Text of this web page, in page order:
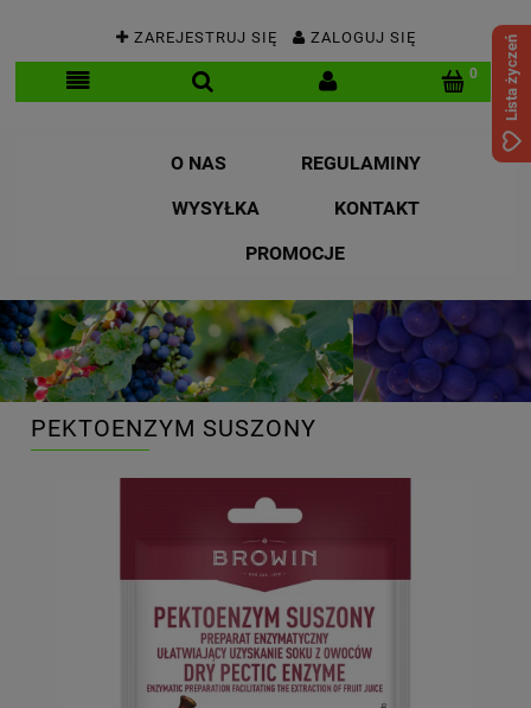
ZAREJESTRUJ SIĘ ZALOGUJ SIĘ
O NAS
REGULAMINY
WYSYŁKA
KONTAKT
PROMOCJE
PEKTOENZYM SUSZONY
Lista życzeń